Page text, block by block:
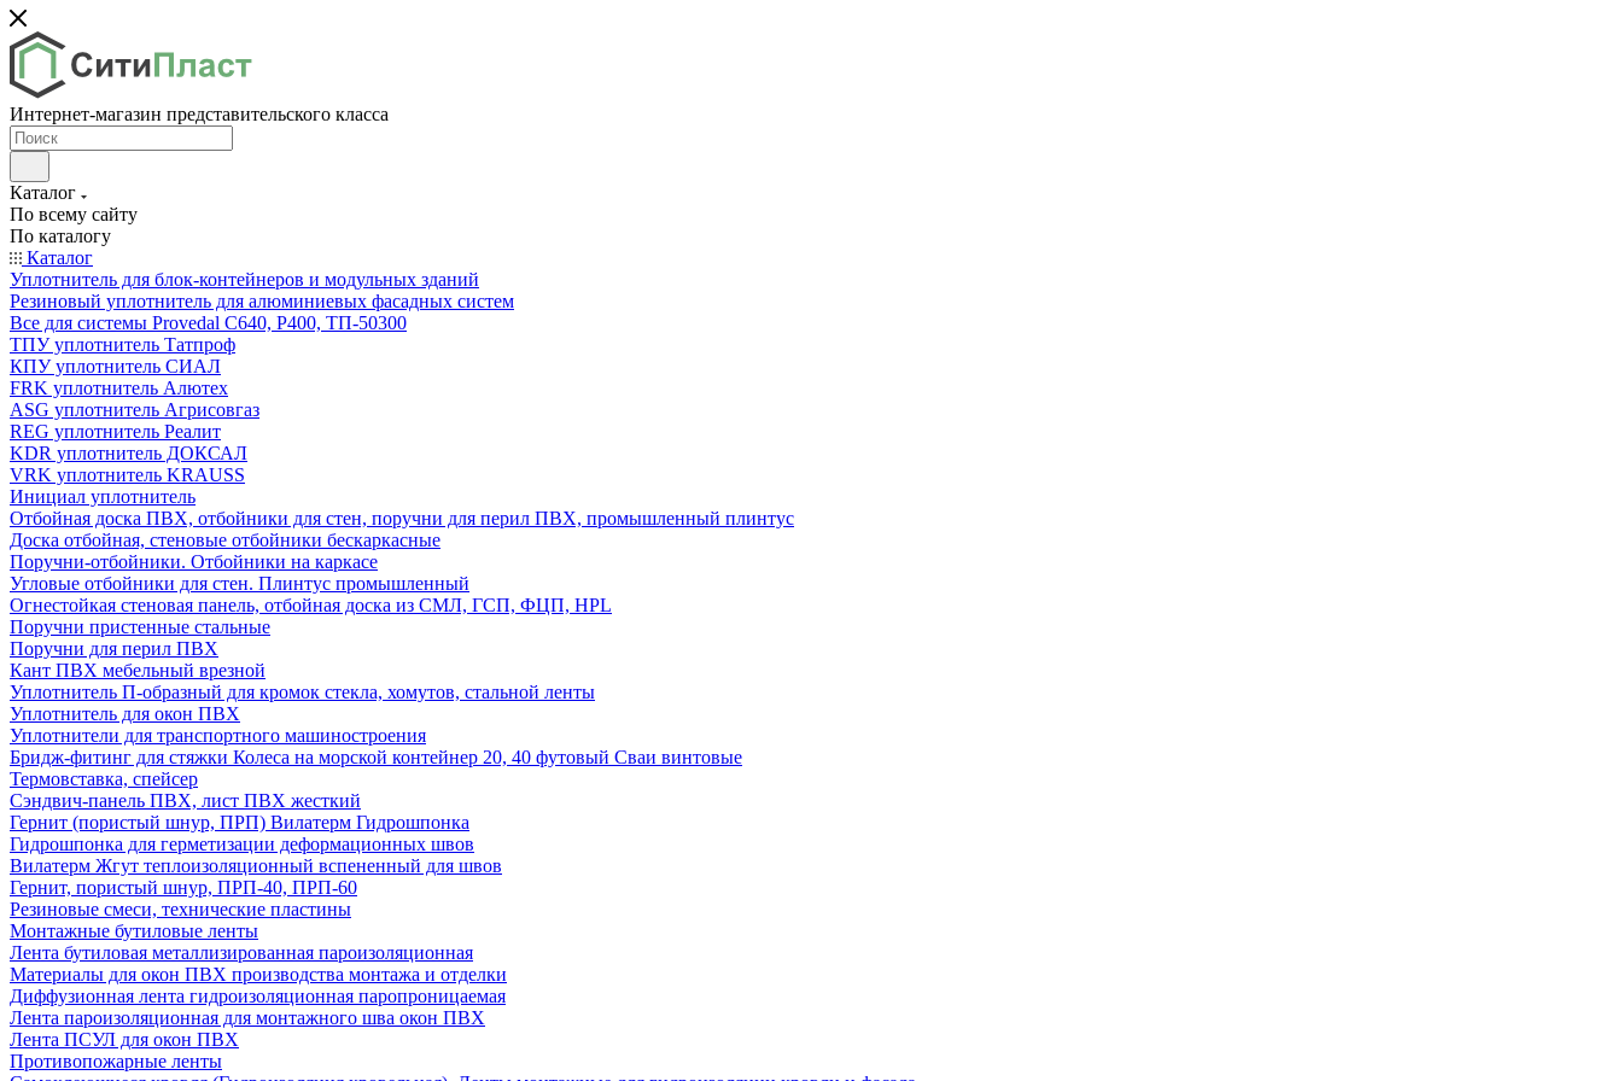
Интернет-магазин представительского класса
Каталог
По всему сайту
По каталогу
Каталог
Уплотнитель для блок-контейнеров и модульных зданий
Резиновый уплотнитель для алюминиевых фасадных систем
Все для системы Provedal С640, Р400, ТП-50300
ТПУ уплотнитель Татпроф
КПУ уплотнитель СИАЛ
FRK уплотнитель Алютех
ASG уплотнитель Агрисовгаз
REG уплотнитель Реалит
KDR уплотнитель ДОКСАЛ
VRK уплотнитель KRAUSS
Инициал уплотнитель
Отбойная доска ПВХ, отбойники для стен, поручни для перил ПВХ, промышленный плинтус
Доска отбойная, стеновые отбойники бескаркасные
Поручни-отбойники. Отбойники на каркасе
Угловые отбойники для стен. Плинтус промышленный
Огнестойкая стеновая панель, отбойная доска из СМЛ, ГСП, ФЦП, HPL
Поручни пристенные стальные
Поручни для перил ПВХ
Кант ПВХ мебельный врезной
Уплотнитель П-образный для кромок стекла, хомутов, стальной ленты
Уплотнитель для окон ПВХ
Уплотнители для транспортного машиностроения
Бридж-фитинг для стяжки Колеса на морской контейнер 20, 40 футовый Сваи винтовые
Термовставка, спейсер
Сэндвич-панель ПВХ, лист ПВХ жесткий
Гернит (пористый шнур, ПРП) Вилатерм Гидрошпонка
Гидрошпонка для герметизации деформационных швов
Вилатерм Жгут теплоизоляционный вспененный для швов
Гернит, пористый шнур, ПРП-40, ПРП-60
Резиновые смеси, технические пластины
Монтажные бутиловые ленты
Лента бутиловая металлизированная пароизоляционная
Материалы для окон ПВХ производства монтажа и отделки
Диффузионная лента гидроизоляционная паропроницаемая
Лента пароизоляционная для монтажного шва окон ПВХ
Лента ПСУЛ для окон ПВХ
Противопожарные ленты